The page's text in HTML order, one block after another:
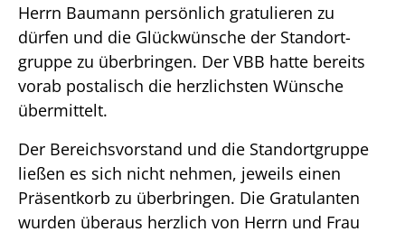
Herrn Baumann persönlich gratulieren zu
dürfen und die Glückwünsche der Standort-
gruppe zu überbringen. Der VBB hatte bereits
vorab postalisch die herzlichsten Wünsche
übermittelt.
Der Bereichsvorstand und die Standortgruppe
ließen es sich nicht nehmen, jeweils einen
Präsentkorb zu überbringen. Die Gratulanten
wurden überaus herzlich von Herrn und Frau